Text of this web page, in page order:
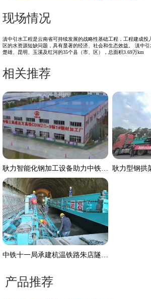
现场情况
滇中引水工程是云南省可持续发展的战略性基础工程，工程建成投
区的水资源短缺问题，具有显著的经济、社会和生态效益。 滇中引
楚雄、昆明、玉溪及红河的35个县（市、区），总面积3.69万km
相关推荐
耿力智能化钢加工设备助力中铁三局成达万项目
产品推荐